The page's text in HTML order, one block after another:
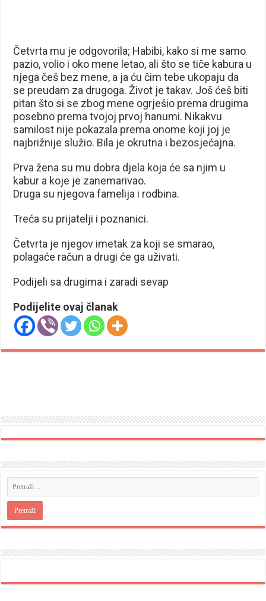
Četvrta mu je odgovorila; Habibi, kako si me samo
pazio, volio i oko mene letao, ali što se tiče kabura u
njega češ bez mene, a ja ću čim tebe ukopaju da
se preudam za drugoga. Život je takav. Još ćeš biti
pitan što si se zbog mene ogrješio prema drugima
posebno prema tvojoj prvoj hanumi. Nikakvu
samilost nije pokazala prema onome koji joj je
najbrižnije služio. Bila je okrutna i bezosjećajna.
Prva žena su mu dobra djela koja će sa njim u
kabur a koje je zanemarivao.
Druga su njegova famelija i rodbina.
Treća su prijatelji i poznanici.
Četvrta je njegov imetak za koji se smarao,
polagaće račun a drugi će ga uživati.
Podijeli sa drugima i zaradi sevap
Podijelite ovaj članak